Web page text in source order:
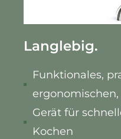
Langlebig.
Funktionales,
Gerät für
Kochen